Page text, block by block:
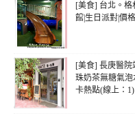
[美食] 台北。格
館|生日派對|價
[美食] 長庚醫院
珠奶茶無糖氣泡
卡熱點(線上：1)